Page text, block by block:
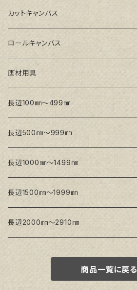
GAERA GLC(中目)
トークロ イエロー(中目)
トークロ 赤SP(中目)
Snow White SPC(中目)
Paulo木枠
ラワンパネル
シナパネル
カットキャンバス
GAERA F(中細目)
GAERA BA(中荒目)
Snow White SPC(中目)
Snow White SLA(中目)
ロールキャンバス
GAERA F(中細目) / BA(中荒目)
Snow White SLA(中目)
Snow White SLH(中太目)
Snow White SPC(中目)
トークロ イエロー
生キャンバス
画材用具
長辺100㎜～499㎜
長辺500㎜～999㎜
長辺1000㎜～1499㎜
長辺1500㎜～1999㎜
長辺2000㎜～2910㎜
商品一覧に戻る